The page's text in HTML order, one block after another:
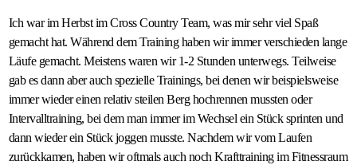
Ich war im Herbst im Cross Country Team, was mir sehr viel Spaß
gemacht hat. Während dem Training haben wir immer verschieden lange
Läufe gemacht. Meistens waren wir 1-2 Stunden unterwegs. Teilweise
gab es dann aber auch spezielle Trainings, bei denen wir beispielsweise
immer wieder einen relativ steilen Berg hochrennen mussten oder
Intervalltraining, bei dem man immer im Wechsel ein Stück sprinten und
dann wieder ein Stück joggen musste. Nachdem wir vom Laufen
zurückkamen, haben wir oftmals auch noch Krafttraining im Fitnessraum